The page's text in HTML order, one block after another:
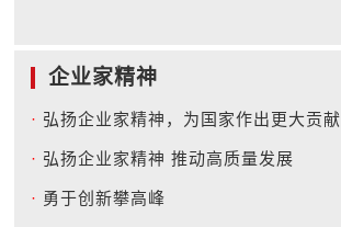
企业家精神
· 弘扬企业家精神，为国家作出更大贡献
· 弘扬企业家精神 推动高质量发展
· 勇于创新攀高峰